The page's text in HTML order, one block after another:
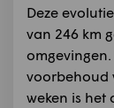
Deze
van 246 km
voorbehoud
weken is het